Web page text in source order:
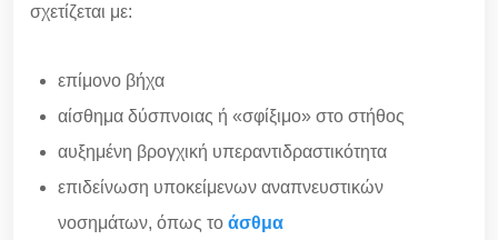
σχετίζεται με:
επίμονο βήχα
αίσθημα δύσπνοιας ή «σφίξιμο» στο στήθος
αυξημένη βρογχική υπεραντιδραστικότητα
επιδείνωση υποκείμενων αναπνευστικών
νοσημάτων, όπως το άσθμα